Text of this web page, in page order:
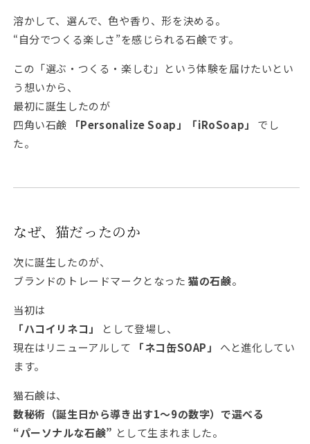
溶かして、選んで、色や香り、形を決める。
“自分でつくる楽しさ”を感じられる石鹸です。
この「選ぶ・つくる・楽しむ」という体験を届けたいとい
う想いから、
最初に誕生したのが
四角い石鹸
「Personalize Soap」「iRoSoap」
でし
た。
なぜ、猫だったのか
次に誕生したのが、
ブランドのトレードマークとなった猫の石鹸。
当初は
「ハコイリネコ」
として登場し、
現在はリニューアルして
「ネコ缶SOAP」
へと進化してい
ます。
猫石鹸は、
数秘術（誕生日から導き出す1〜9の数字）で選べる
“パーソナルな石鹸” として生まれました。